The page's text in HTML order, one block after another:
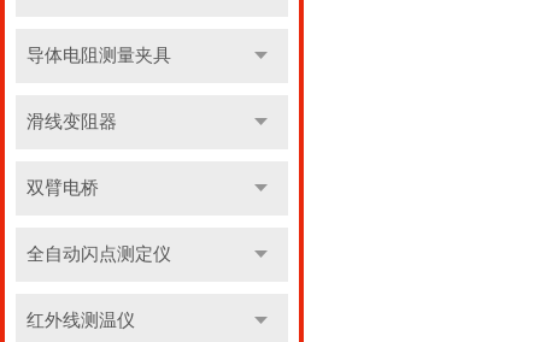
导体电阻测量夹具
滑线变阻器
双臂电桥
全自动闪点测定仪
红外线测温仪